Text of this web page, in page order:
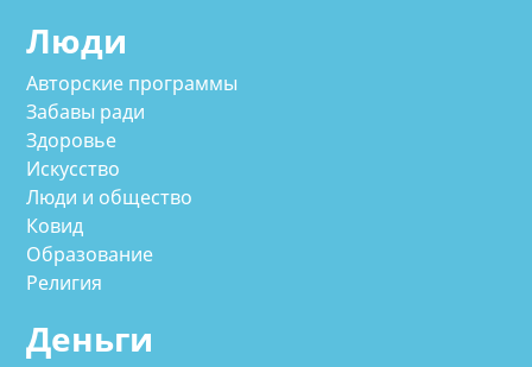
Люди
Авторские программы
Забавы ради
Здоровье
Искусство
Люди и общество
Ковид
Образование
Религия
Деньги